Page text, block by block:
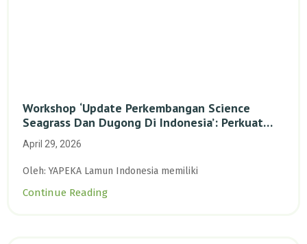
Workshop ‘Update Perkembangan Science
Seagrass Dan Dugong Di Indonesia’: Perkuat
Dasar Ilmiah Dan Kolaborasi Konservasi
April 29, 2026
Oleh: YAPEKA Lamun Indonesia memiliki
Continue Reading